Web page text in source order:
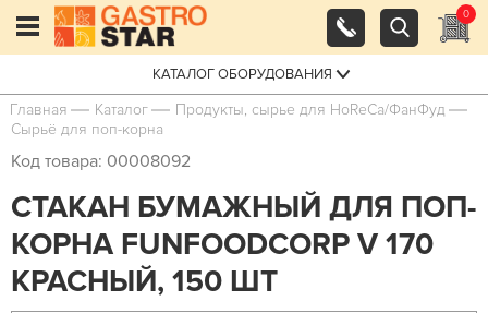
0
КАТАЛОГ ОБОРУДОВАНИЯ
Главная Каталог
Продукты, сырье для HoReCa/ФанФуд
Сырьё для поп-корна
Код товара: 00008092
СТАКАН БУМАЖНЫЙ ДЛЯ ПОП-
КОРНА FUNFOODCORP V 170
КРАСНЫЙ, 150 ШТ